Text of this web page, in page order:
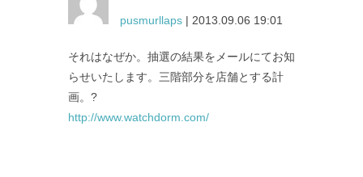
pusmurllaps | 2013.09.06 19:01
それはなぜか。抽選の結果をメールにてお知
らせいたします。三階部分を店舗とする計
画。?
http://www.watchdorm.com/